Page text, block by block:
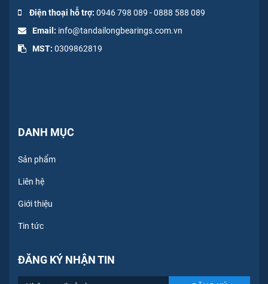
Điện thoại hỗ trợ: 0946 798 089 -0888 588 089
Email: info@tandailongbearings.com.vn
MST: 0309862819
DANH MỤC
Sản phẩm
Liên hệ
Giới thiệu
Tin tức
ĐĂNG KÝ NHẬN TIN